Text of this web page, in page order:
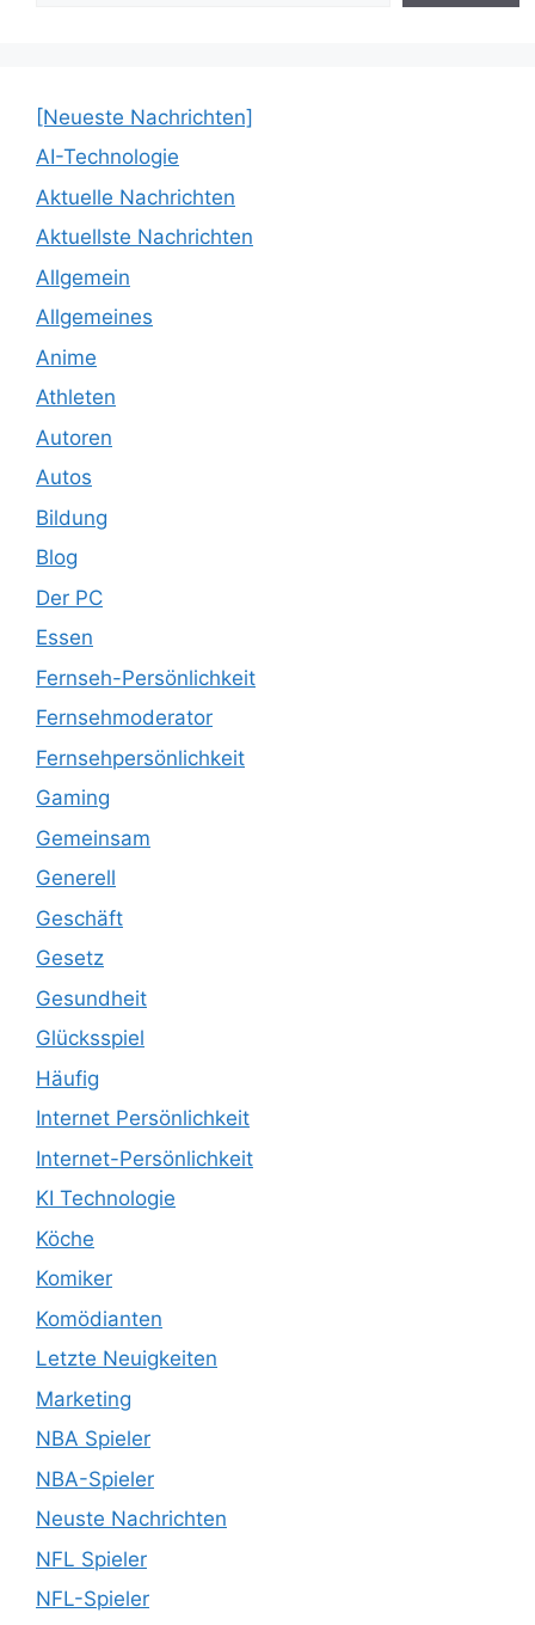
[Neueste Nachrichten]
AI-Technologie
Aktuelle Nachrichten
Aktuellste Nachrichten
Allgemein
Allgemeines
Anime
Athleten
Autoren
Autos
Bildung
Blog
Der PC
Essen
Fernseh-Persönlichkeit
Fernsehmoderator
Fernsehpersönlichkeit
Gaming
Gemeinsam
Generell
Geschäft
Gesetz
Gesundheit
Glücksspiel
Häufig
Internet Persönlichkeit
Internet-Persönlichkeit
KI Technologie
Köche
Komiker
Komödianten
Letzte Neuigkeiten
Marketing
NBA Spieler
NBA-Spieler
Neuste Nachrichten
NFL Spieler
NFL-Spieler